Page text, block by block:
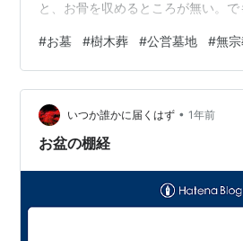
と、お骨を収めるところが無い。で
にしました。父母と独身の弟、それ
れるお墓を作ります。もう、全員
します。 無宗教でも受け入れても
公営墓地と樹木葬みたいなのが主流
寺の、ブロック状のお墓のチラシが
#お墓 #樹木葬 #公営墓地 #無
いつか誰かに届くはず • 1年前
お盆の棚経